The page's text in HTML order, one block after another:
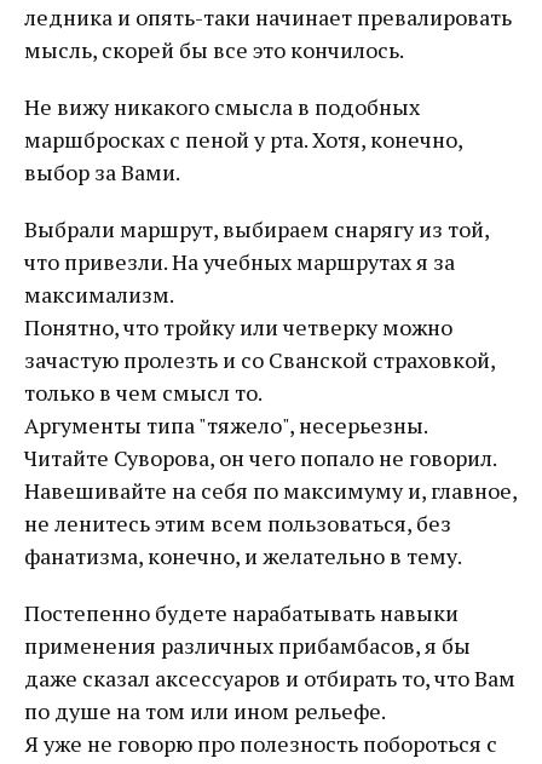
ледника и опять-таки начинает превалировать
мысль, скорей бы все это кончилось.
Не вижу никакого смысла в подобных
маршбросках с пеной у рта. Хотя, конечно,
выбор за Вами.
Выбрали маршрут, выбираем снарягу из той,
что привезли. На учебных маршрутах я за
максимализм.
Понятно, что тройку или четверку можно
зачастую пролезть и со Сванской страховкой,
только в чем смысл то.
Аргументы типа "тяжело", несерьезны.
Читайте Суворова, он чего попало не говорил.
Навешивайте на себя по максимуму и, главное,
не ленитесь этим всем пользоваться, без
фанатизма, конечно, и желательно в тему.
Постепенно будете нарабатывать навыки
применения различных прибамбасов, я бы
даже сказал аксессуаров и отбирать то, что Вам
по душе на том или ином рельефе.
Я уже не говорю про полезность побороться с